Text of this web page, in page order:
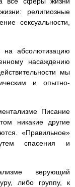
религиозные
сексуальности,
на абсолютизацию
насаждению
мы
и опытно-
Писание
никакие другие
«Правильное»
спасения и
верующий
либо группу, к